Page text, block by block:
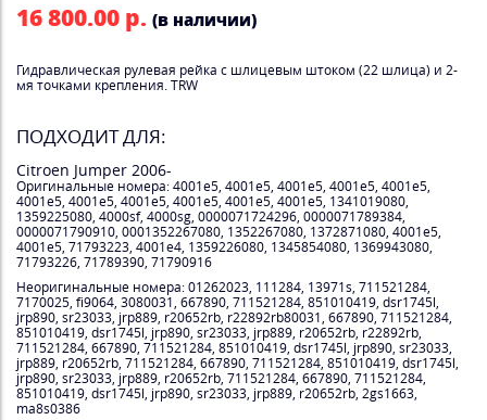
16 800.00 р. (в наличии)
Гидравлическая рулевая рейка с шлицевым штоком (22 шлица) и 2-
мя точками крепления. TRW
ПОДХОДИТ ДЛЯ:
Citroen Jumper 2006-
Оригинальные номера: 4001e5, 4001e5, 4001e5, 4001e5, 4001e5,
4001e5, 4001e5, 4001e5, 4001e5, 4001e5, 4001e5, 1341019080,
1359225080, 4000sf, 4000sg, 0000071724296, 0000071789384,
0000071790910, 0001352267080, 1352267080, 1372871080, 4001e5,
4001e5, 71793223, 4001e4, 1359226080, 1345854080, 1369943080,
71793226, 71789390, 71790916
Неоригинальные номера: 01262023, 111284, 13971s, 711521284,
7170025, fi9064, 3080031, 667890, 711521284, 851010419, dsr1745l,
jrp890, sr23033, jrp889, r20652rb, r22892rb80031, 667890, 711521284,
851010419, dsr1745l, jrp890, sr23033, jrp889, r20652rb, r22892rb,
711521284, 667890, 711521284, 851010419, dsr1745l, jrp890, sr23033,
jrp889, r20652rb, 711521284, 667890, 711521284, 851010419, dsr1745l,
jrp890, sr23033, jrp889, r20652rb, 711521284, 667890, 711521284,
851010419, dsr1745l, jrp890, sr23033, jrp889, r20652rb, 2gs1663,
ma8s0386